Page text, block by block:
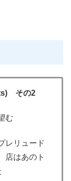
その2
む
レリュード
店はあのト